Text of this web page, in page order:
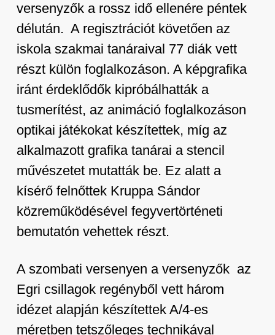
versenyzők a rossz idő ellenére péntek
délután. A regisztrációt követően az
iskola szakmai tanáraival 77 diák vett
részt külön foglalkozáson. A képgrafika
iránt érdeklődők kipróbálhatták a
tusmerítést, az animáció foglalkozáson
optikai játékokat készítettek, míg az
alkalmazott grafika tanárai a stencil
művészetet mutatták be. Ez alatt a
kísérő felnőttek Kruppa Sándor
közreműködésével fegyvertörténeti
bemutatón vehettek részt.
A szombati versenyen a versenyzők az
Egri csillagokregényből vett három
idézet alapján készítettek A/4-es
méretben tetszőleges technikával